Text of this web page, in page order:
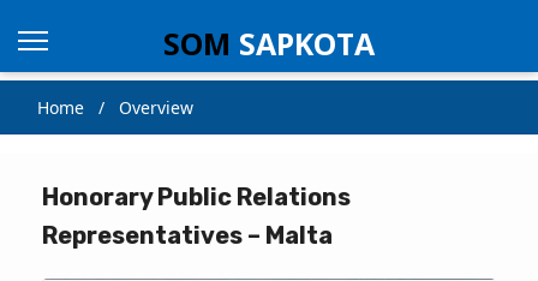
SOM SAPKOTA
Home / Overview
Honorary Public Relations
Representatives – Malta